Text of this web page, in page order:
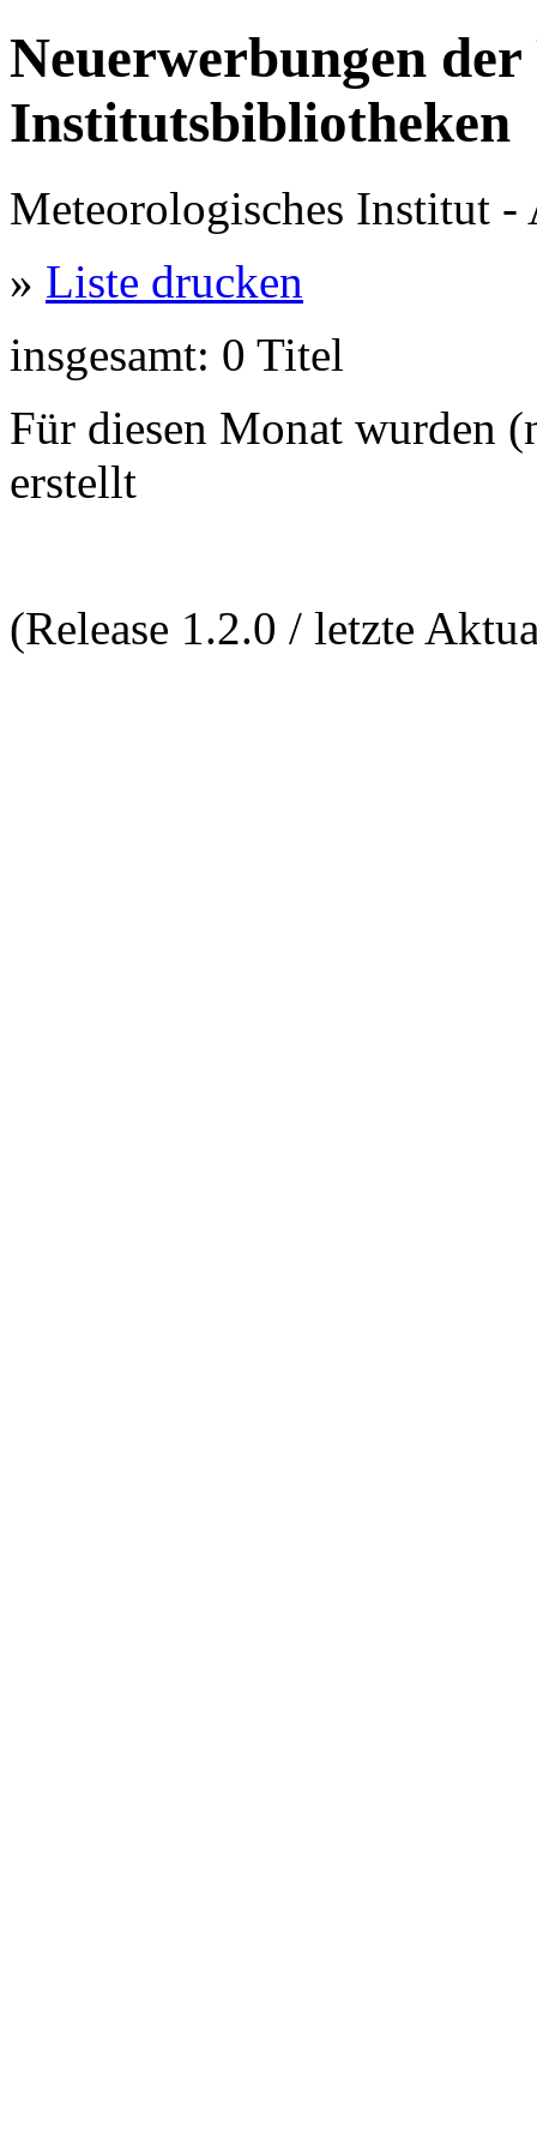
Neuerwerbungen
Institutsbibliotheken
Meteorologisches Institut -
» Liste drucken
insgesamt: 0 Titel
Für diesen Monat wurden
erstellt
(Release 1.2.0 / letzte